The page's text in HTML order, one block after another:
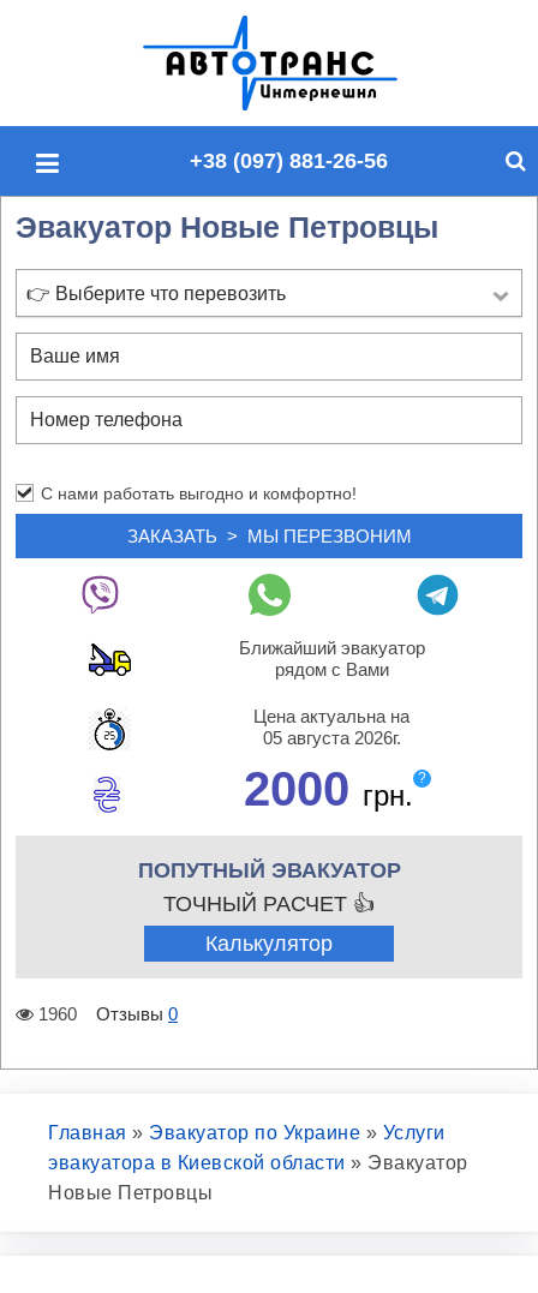
п
й
у
+38 (097) 881-26-56
Эвакуатор Новые Петровцы
👉 Выберите что перевозить
С нами работать выгодно и комфортно!
Ближайший эвакуатор
рядом с Вами
Цена актуальна на
05 августа 2026г.
2000 грн.
?
ПОПУТНЫЙ ЭВАКУАТОР
ТОЧНЫЙ РАСЧЕТ 👍
Калькулятор
1960 Отзывы 0
Главная » Эвакуатор по Украине » Услуги
эвакуатора в Киевской области » Эвакуатор
Новые Петровцы